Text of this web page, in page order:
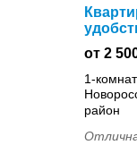
от 2
1-
район